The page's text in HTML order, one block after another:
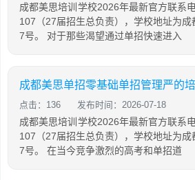
成都美思培训学校2026年最新官方联系
107（27届招生总负责），学校地址为
7号。 对于那些渴望通过单招快速进入
成都美思单招零基础单招管理严的培
点击：136 发布时间：2026-07-18
成都美思培训学校2026年最新官方联系
107（27届招生总负责），学校地址为
7号。 在当今竞争激烈的高考和单招道